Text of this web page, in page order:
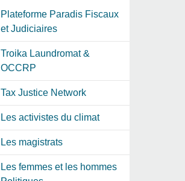
Plateforme Paradis Fiscaux
et Judiciaires
Troika Laundromat &
OCCRP
Tax Justice Network
Les activistes du climat
Les magistrats
Les femmes et les hommes